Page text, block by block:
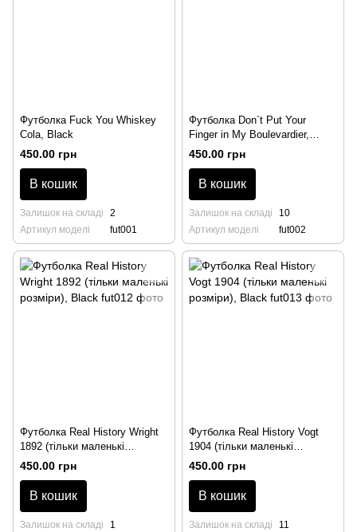
Футболка Fuck You Whiskey
Cola, Black
450.00 грн
В кошик
Залишок на складі
2
Артикул моделі
fut001
Футболка Don`t Put Your
Finger in My Boulevardier,
Black
450.00 грн
В кошик
Залишок на складі
10
Артикул моделі
fut002
Футболка Real History Wright
1892 (тільки маленькі
розміри), Black
450.00 грн
В кошик
Залишок на складі
1
Футболка Real History Vogt
1904 (тільки маленькі
розміри), Black
450.00 грн
В кошик
Залишок на складі
11